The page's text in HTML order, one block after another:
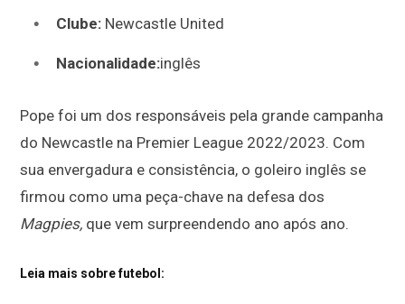
Clube: Newcastle United
Nacionalidade:inglês
Pope foi um dos responsáveis pela grande campanha
do Newcastle na Premier League 2022/2023. Com
sua envergadura e consistência, o goleiro inglês se
firmou como uma peça-chave na defesa dos
Magpies, que vem surpreendendo ano após ano.
Leia mais sobre futebol: